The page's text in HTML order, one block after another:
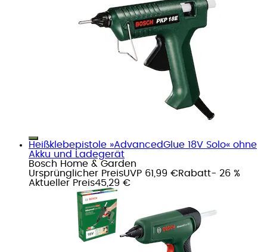
Heißklebepistole »AdvancedGlue 18V Solo« ohne
Akku und Ladegerät
Bosch Home & Garden
Ursprünglicher PreisUVP 61,99 €Rabatt- 26 %
Aktueller Preis45,29 €